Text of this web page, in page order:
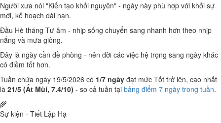
Người xưa nói "Kiến tạo khởi nguyên" - ngày này phù hợp với khởi sự
mới, kế hoạch dài hạn.
Đầu Hè tháng Tư âm - nhịp sống chuyển sang nhanh hơn theo nhịp
nắng và mưa giông.
Đây là ngày cần đề phòng - nên dời các việc hệ trọng sang ngày khác
có điềm tốt hơn.
Tuần chứa ngày 19/5/2026 có 1/7 ngày đạt mức Tốt trở lên, cao nhất
là 21/5 (Ất Mùi, 7.4/10) - so cả tuần tại bảng điểm 7 ngày trong tuần.
🌾
Sự kiện - Tiết Lập Hạ